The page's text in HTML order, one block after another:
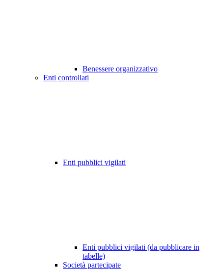
Benessere organizzativo
Enti controllati
Enti pubblici vigilati
Enti pubblici vigilati (da pubblicare in
tabelle)
Società partecipate